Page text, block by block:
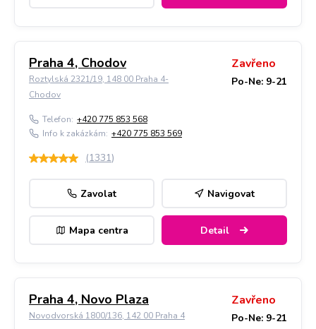
Praha 4, Chodov
Roztylská 2321/19, 148 00 Praha 4-
Chodov
Zavřeno
Po-Ne: 9-21
Telefon: +420 775 853 568
Info k zakázkám: +420 775 853 569
(1331)
Zavolat Navigovat
Mapa centra Detail
Praha 4, Novo Plaza
Novodvorská 1800/136, 142 00 Praha 4
Zavřeno
Po-Ne: 9-21